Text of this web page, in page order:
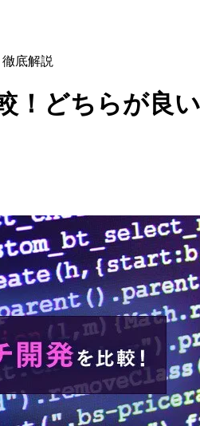
底解説
！どちらが良